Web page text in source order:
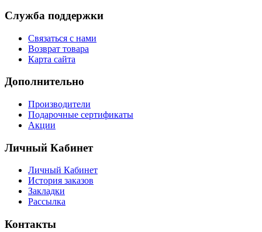
Служба поддержки
Связаться с нами
Возврат товара
Карта сайта
Дополнительно
Производители
Подарочные сертификаты
Акции
Личный Кабинет
Личный Кабинет
История заказов
Закладки
Рассылка
Контакты